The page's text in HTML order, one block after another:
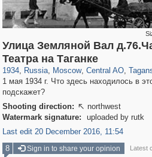
Улица Земляной Вал
Театра на Таганке
1934, Russia
1,407,269 29,248
, Moscow
319,878 8,286
, Central AO
160,021 5,916
,
1 мая 1934 г. Что здесь находилось в
подскажет?
Shooting direction:  northwest
Watermark signature:
uploaded by rutk
Last edit 20 December 2016, 11:54
8
Sign in to share your opinion Latest